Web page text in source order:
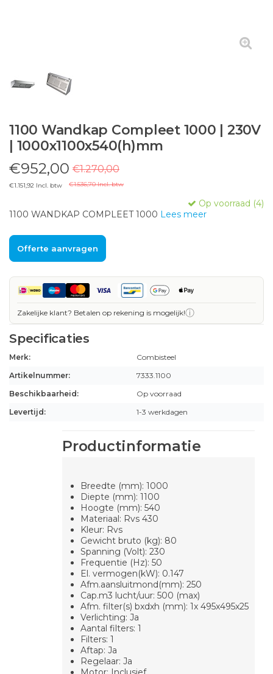
1100 Wandkap Compleet 1000 | 230V
| 1000x1100x540(h)mm
€952,00 €1.270,00
€1.151,92 Incl. btw €1.536,70 Incl. btw
Op voorraad (4)
1100 WANDKAP COMPLEET 1000 Lees meer
Offerte aanvragen
Zakelijke klant? Betalen op rekening is mogelijk!ⓘ
Specificaties
Merk:
Combisteel
Artikelnummer:
7333.1100
Beschikbaarheid:
Op voorraad
Levertijd:
1-3 werkdagen
Productinformatie
Breedte (mm): 1000
Diepte (mm): 1100
Hoogte (mm): 540
Materiaal: Rvs 430
Kleur: Rvs
Gewicht bruto (kg): 80
Spanning (Volt): 230
Frequentie (Hz): 50
El. vermogen(kW): 0.147
Afm.aansluitmond(mm): 250
Cap.m3 lucht/uur: 500 (max)
Afm. filter(s) bxdxh (mm): 1x 495x495x25
Verlichting: Ja
Aantal filters: 1
Filters: 1
Aftap: Ja
Regelaar: Ja